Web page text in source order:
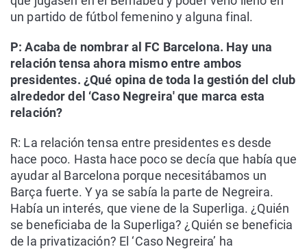
un partido de fútbol femenino y alguna final.
P: Acaba de nombrar al FC Barcelona. Hay una
relación tensa ahora mismo entre ambos
presidentes. ¿Qué opina de toda la gestión del club
alrededor del ‘Caso Negreira' que marca esta
relación?
R: La relación tensa entre presidentes es desde
hace poco. Hasta hace poco se decía que había que
ayudar al Barcelona porque necesitábamos un
Barça fuerte. Y ya se sabía la parte de Negreira.
Había un interés, que viene de la Superliga. ¿Quién
se beneficiaba de la Superliga? ¿Quién se beneficia
de la privatización? El ‘Caso Negreira’ ha